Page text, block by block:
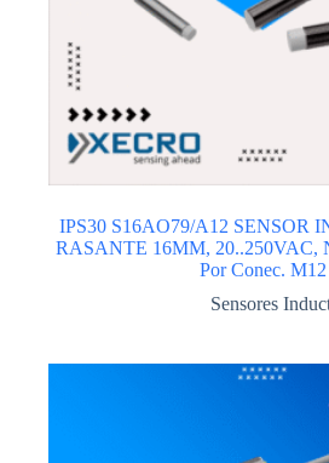
IPS30 S16AO79/A12 SENSOR
RASANTE 16MM, 20..250VAC,
Por Conec. M12
Sensores